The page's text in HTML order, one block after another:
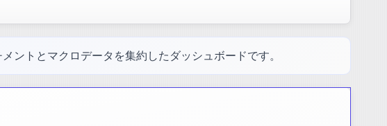
ントとマクロデータを集約したダッシュボードです。